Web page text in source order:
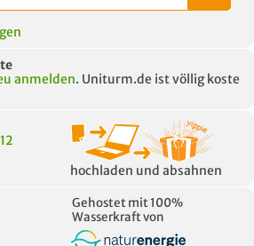
anmelden. Uniturm.de ist völlig koste
hochladen und absahnen
Gehostet mit 100%
Wasserkraft von